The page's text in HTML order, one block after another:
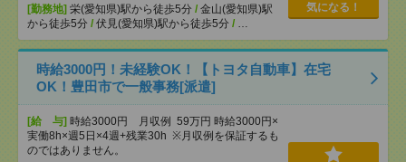
[勤務地] 栄(愛知県)駅から徒歩5分 / 金山(愛知県)駅
から徒歩5分 / 伏見(愛知県)駅から徒歩5分 / …
気になる！
時給3000円！未経験OK！【トヨタ自動車】在宅
OK！豊田市で一般事務[派遣]
[給 与] 時給3000円 月収例 59万円 時給3000円×
実働8h×週5日×4週+残業30h ※月収例を保証するも
のではありません。